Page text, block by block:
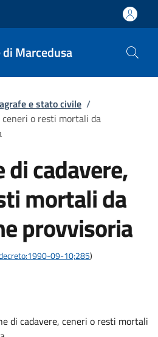
Marcedusa
e stato civile /
ceneri o resti mortali da
di cadavere,
mortali da
provvisoria
09-10;285)
di cadavere, ceneri o resti mortali